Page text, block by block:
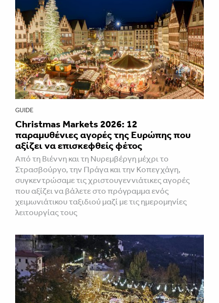
GUIDE
Christmas Markets 2026: 12
παραμυθένιες αγορές της Ευρώπης που
αξίζει να επισκεφθείς φέτος
Από τη Βιέννη και τη Νυρεμβέργη μέχρι το
Στρασβούργο, την Πράγα και την Κοπεγχάγη,
συγκεντρώσαμε τις χριστουγεννιάτικες αγορές
που αξίζει να βάλετε στο πρόγραμμα ενός
χειμωνιάτικου ταξιδιού μαζί με τις ημερομηνίες
λειτουργίας τους